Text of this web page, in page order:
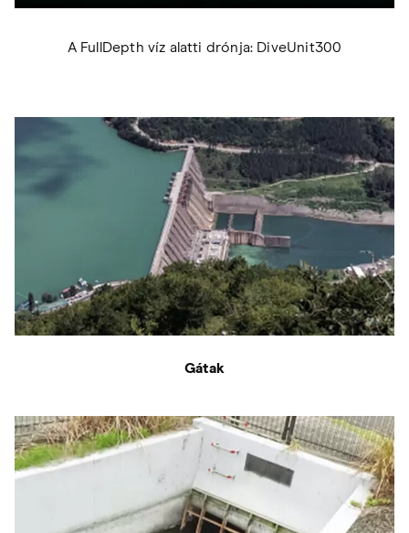
A FullDepth víz alatti drónja: DiveUnit300
Gátak